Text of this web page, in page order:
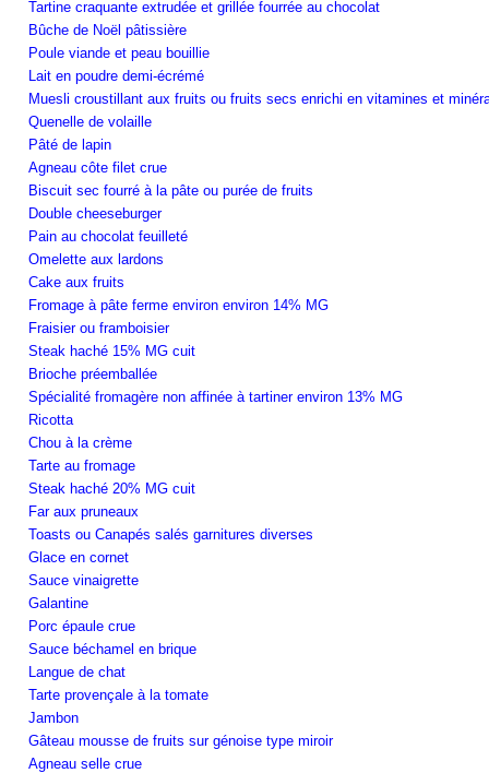
Tartine craquante extrudée et grillée fourrée au chocolat
Bûche de Noël pâtissière
Poule viande et peau bouillie
Lait en poudre demi-écrémé
Muesli croustillant aux fruits ou fruits secs enrichi en vitamines et
Quenelle de volaille
Pâté de lapin
Agneau côte filet crue
Biscuit sec fourré à la pâte ou purée de fruits
Double cheeseburger
Pain au chocolat feuilleté
Omelette aux lardons
Cake aux fruits
Fromage à pâte ferme environ environ 14% MG
Fraisier ou framboisier
Steak haché 15% MG cuit
Brioche préemballée
Spécialité fromagère non affinée à tartiner environ 13% MG
Ricotta
Chou à la crème
Tarte au fromage
Steak haché 20% MG cuit
Far aux pruneaux
Toasts ou Canapés salés garnitures diverses
Glace en cornet
Sauce vinaigrette
Galantine
Porc épaule crue
Sauce béchamel en brique
Langue de chat
Tarte provençale à la tomate
Jambon
Gâteau mousse de fruits sur génoise type miroir
Agneau selle crue